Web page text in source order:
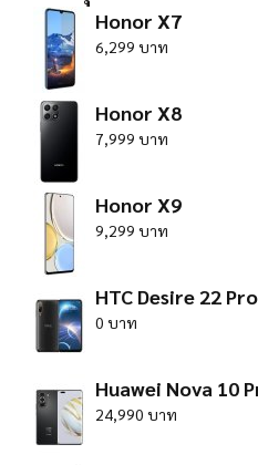
Honor X7
6,299 บาท
Honor X8
7,999 บาท
Honor X9
9,299 บาท
HTC Desire 22 Pro
0 บาท
Huawei Nova 10
24,990 บาท